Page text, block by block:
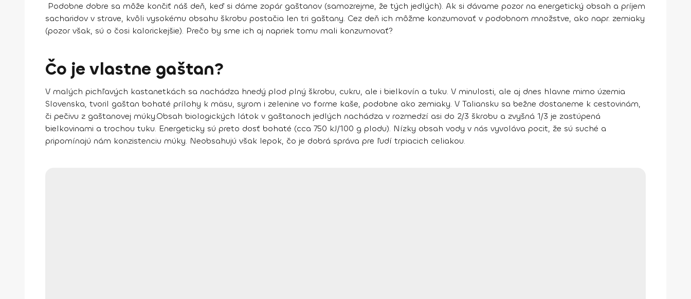
Podobne dobre sa môže končiť náš deň, keď si dáme zopár gaštanov (samozrejme, že tých jedlých). Ak si dávame pozor na energetický obsah a príjem
sacharidov v strave, kvôli vysokému obsahu škrobu postačia len tri gaštany. Cez deň ich môžme konzumovať v podobnom množstve, ako napr. zemiaky
(pozor však, sú o čosi kalorickejšie). Prečo by sme ich aj napriek tomu mali konzumovať?
Čo je vlastne gaštan?
V malých pichľavých kastanetkách sa nachádza hnedý plod plný škrobu, cukru, ale i bielkovín a tuku. V minulosti, ale aj dnes hlavne mimo územia
Slovenska, tvoril gaštan bohaté prílohy k mäsu, syrom i zelenine vo forme kaše, podobne ako zemiaky. V Taliansku sa bežne dostaneme k cestovinám,
či pečivu z gaštanovej múky.Obsah biologických látok v gaštanoch jedlých nachádza v rozmedzí asi do 2/3 škrobu a zvyšná 1/3 je zastúpená
bielkovinami a trochou tuku. Energeticky sú preto dosť bohaté (cca 750 kJ/100 g plodu). Nízky obsah vody v nás vyvoláva pocit, že sú suché a
pripomínajú nám konzistenciu múky. Neobsahujú však lepok, čo je dobrá správa pre ľudí trpiacich celiakou.